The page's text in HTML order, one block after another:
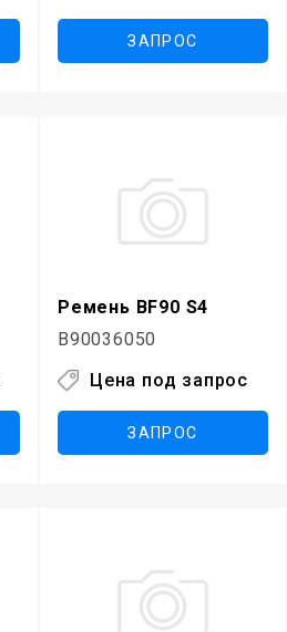
ЗАПРОС
Ремень BF90 S4
B90036050
Цена под запрос
ЗАПРОС